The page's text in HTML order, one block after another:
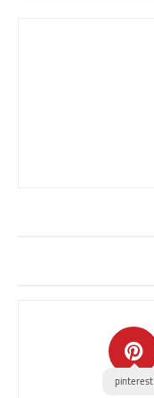
pinterest